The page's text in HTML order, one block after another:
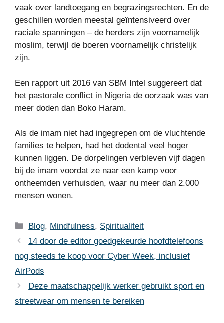
vaak over landtoegang en begrazingsrechten. En de
geschillen worden meestal geïntensiveerd over
raciale spanningen – de herders zijn voornamelijk
moslim, terwijl de boeren voornamelijk christelijk
zijn.
Een rapport uit 2016 van SBM Intel suggereert dat
het pastorale conflict in Nigeria de oorzaak was van
meer doden dan Boko Haram.
Als de imam niet had ingegrepen om de vluchtende
families te helpen, had het dodental veel hoger
kunnen liggen. De dorpelingen verbleven vijf dagen
bij de imam voordat ze naar een kamp voor
ontheemden verhuisden, waar nu meer dan 2.000
mensen wonen.
Categories
Blog, Mindfulness, Spiritualiteit
14 door de editor goedgekeurde hoofdtelefoons
nog steeds te koop voor Cyber Week, inclusief
AirPods
Deze maatschappelijk werker gebruikt sport en
streetwear om mensen te bereiken